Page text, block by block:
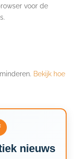
voor de
Bekijk hoe
nieuws